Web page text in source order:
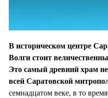
В историческом центре
Волги стоит
Это самый древний храм
всей Саратовской
семнадцатом веке, в то